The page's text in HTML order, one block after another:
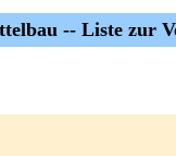
-- Liste zur